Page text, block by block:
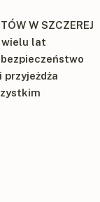
W SZCZEREJ
wielu lat
przyjeżdża